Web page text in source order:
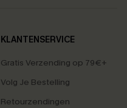
KLANTENSERVICE
Gratis Verzending op 79€+
Volg Je Bestelling
Retourzendingen